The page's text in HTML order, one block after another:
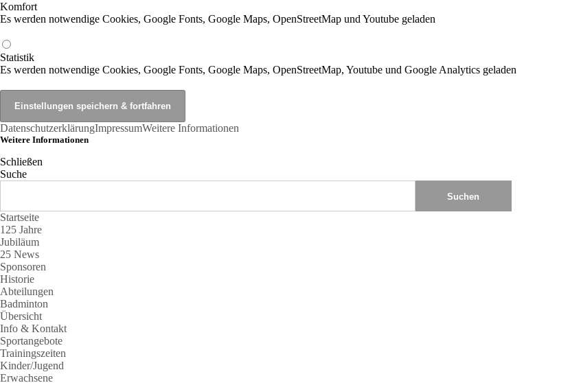
Komfort
Es werden notwendige Cookies, Google Fonts, Google Maps, OpenStreetMap und Youtube geladen
Statistik
Es werden notwendige Cookies, Google Fonts, Google Maps, OpenStreetMap, Youtube und Google Analytics geladen
DatenschutzerklärungImpressumWeitere Informationen
Weitere Informationen
Schließen
Suche
Startseite
125 Jahre
Jubiläum
25 News
Sponsoren
Historie
Abteilungen
Badminton
Übersicht
Info & Kontakt
Sportangebote
Trainingszeiten
Kinder/Jugend
Erwachsene